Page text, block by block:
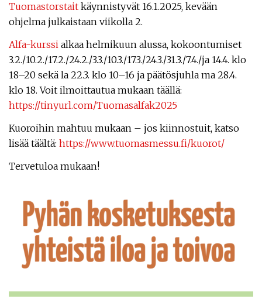
Tuomastorstait käynnistyvät 16.1.2025, kevään
ohjelma julkaistaan viikolla 2.
Alfa-kurssi alkaa helmikuun alussa, kokoontumiset
3.2./10.2./17.2./24.2./3.3./10.3./17.3./24.3./31.3./7.4./ja 14.4. klo
18–20 sekä la 22.3. klo 10–16 ja päätösjuhla ma 28.4.
klo 18. Voit ilmoittautua mukaan täällä:
https://tinyurl.com/Tuomasalfak2025
Kuoroihin mahtuu mukaan – jos kiinnostuit, katso
lisää täältä: https://www.tuomasmessu.fi/kuorot/
Tervetuloa mukaan!